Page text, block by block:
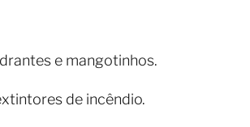
e mangotinhos.
de incêndio.